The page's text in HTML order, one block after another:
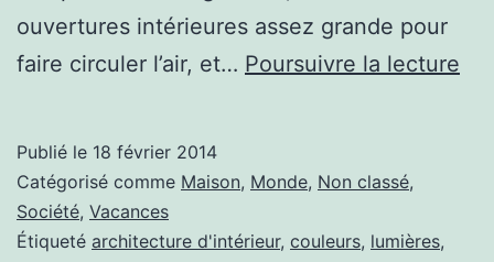
ouvertures intérieures assez grande pour
faire circuler l’air, et… Poursuivre la lecture
Publié le 18 février 2014
Catégorisé comme Maison, Monde, Non classé,
Société, Vacances
Étiqueté architecture d'intérieur, couleurs, lumières,